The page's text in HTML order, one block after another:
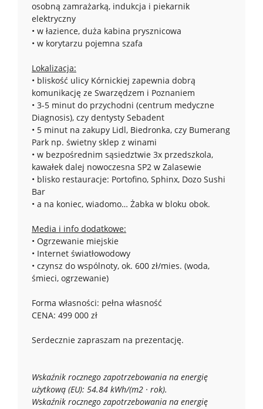
osobną zamrażarką, indukcja i piekarnik
elektryczny
• w łazience, duża kabina prysznicowa
• w korytarzu pojemna szafa
Lokalizacja:
• bliskość ulicy Kórnickiej zapewnia dobrą
komunikację ze Swarzędzem i Poznaniem
• 3-5 minut do przychodni (centrum medyczne
Diagnosis), czy dentysty Sebadent
• 5 minut na zakupy Lidl, Biedronka, czy Bumerang
Park np. świetny sklep z winami
• w bezpośrednim sąsiedztwie 3x przedszkola,
kawałek dalej nowoczesna SP2 w Zalasewie
• blisko restauracje: Portofino, Sphinx, Dozo Sushi
Bar
• a na koniec, wiadomo… Żabka w bloku obok.
Media i info dodatkowe:
• Ogrzewanie miejskie
• Internet światłowodowy
• czynsz do wspólnoty, ok. 600 zł/mies. (woda,
śmieci, ogrzewanie)
Forma własności: pełna własność
CENA: 499 000 zł
Serdecznie zapraszam na prezentację.
Wskaźnik rocznego zapotrzebowania na energię
użytkową (EU): 54.84 kWh/(m2 · rok).
Wskaźnik rocznego zapotrzebowania na energię